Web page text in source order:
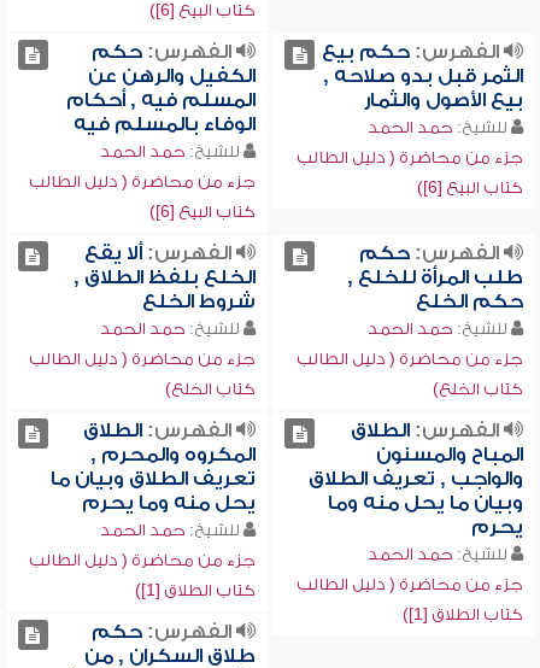
كتاب البيع [6])
الفهرس:حكم بيع
الثمر قبل بدو صلاحه ,
بيع الأصول والثمار
للشيخ: حمد الحمد
جزء من محاضرة ( دليل الطالب
كتاب البيع [6])
الفهرس:حكم
الكفيل والرهن عن
المسلم فيه , أحكام
الوفاء بالمسلم فيه
للشيخ: حمد الحمد
جزء من محاضرة ( دليل الطالب
كتاب البيع [6])
الفهرس:حكم
طلب المرأة للخلع ,
حكم الخلع
للشيخ: حمد الحمد
جزء من محاضرة ( دليل الطالب
كتاب الخلع)
الفهرس:ألا يقع
الخلع بلفظ الطلاق ,
شروط الخلع
للشيخ: حمد الحمد
جزء من محاضرة ( دليل الطالب
كتاب الخلع)
الفهرس:الطلاق
المباح والمسنون
والواجب , تعريف الطلاق
وبيان ما يحل منه وما
يحرم
للشيخ: حمد الحمد
جزء من محاضرة ( دليل الطالب
كتاب الطلاق [1])
الفهرس:الطلاق
المكروه والمحرم ,
تعريف الطلاق وبيان ما
يحل منه وما يحرم
للشيخ: حمد الحمد
جزء من محاضرة ( دليل الطالب
كتاب الطلاق [1])
الفهرس:حكم
طلاق السكران , من